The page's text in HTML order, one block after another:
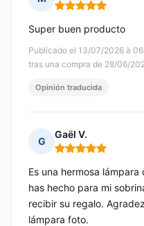
Nota: 5 de 5
Publicado el 13/07/2026 à
tras una compra de 28/06/
Super buen producto
Opinión traducida
G
Gaël V.
Nota: 5 de 5
Es una hermosa
has hecho para mi
recibir su regalo.
lámpara foto.